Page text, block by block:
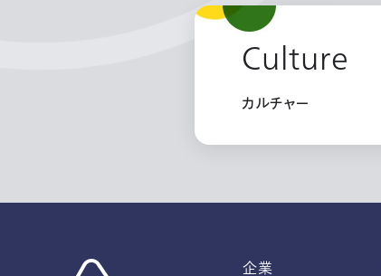
Culture
カルチャー
企業